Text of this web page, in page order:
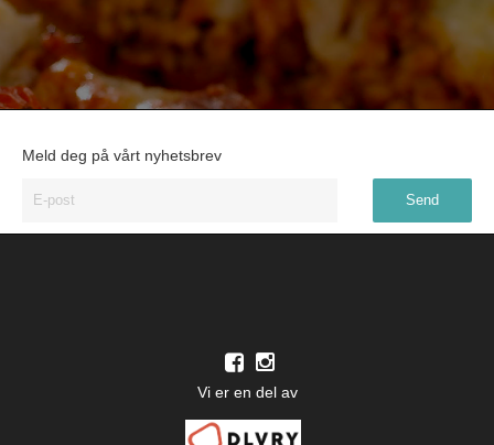
Meld deg på vårt nyhetsbrev
Vi er en del av